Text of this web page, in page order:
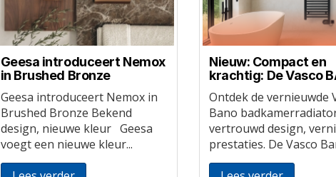
Geesa introduceert Nemox
in Brushed Bronze
Geesa introduceert Nemox in
Brushed Bronze Bekend
design, nieuwe kleur Geesa
voegt een nieuwe kleur...
Nieuw: Compact en
krachtig: De Vasco
Ontdek de vernieuwde
Bano
vertrouwd design,
prestaties. De Vasco